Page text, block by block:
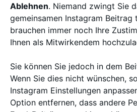
Ablehnen. Niemand zwingt Sie
gemeinsamen Instagram Beitrag
brauchen immer noch Ihre
Ihnen als Mitwirkendem
Sie können Sie jedoch in dem
Wenn Sie dies nicht wünschen,
Instagram Einstellungen
Option entfernen, dass andere